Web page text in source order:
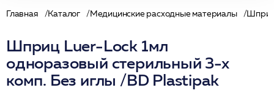
Главная Каталог Медицинские расходные материалы
Шприц Luer-Lock 1мл
одноразовый стерильный 3-х
комп. Без иглы /BD Plastipak